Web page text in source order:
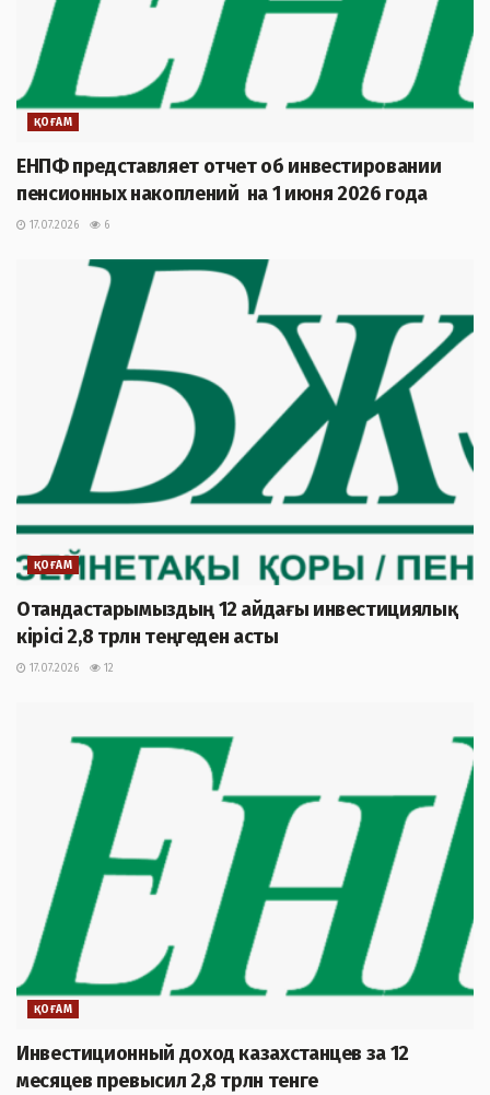
ҚОҒАМ
ЕНПФ представляет отчет об инвестировании
пенсионных накоплений на 1 июня 2026 года
17.07.2026 6
ҚОҒАМ
Отандастарымыздың 12 айдағы инвестициялық
кірісі 2,8 трлн теңгеден асты
17.07.2026 12
ҚОҒАМ
Инвестиционный доход казахстанцев за 12
месяцев превысил 2,8 трлн тенге